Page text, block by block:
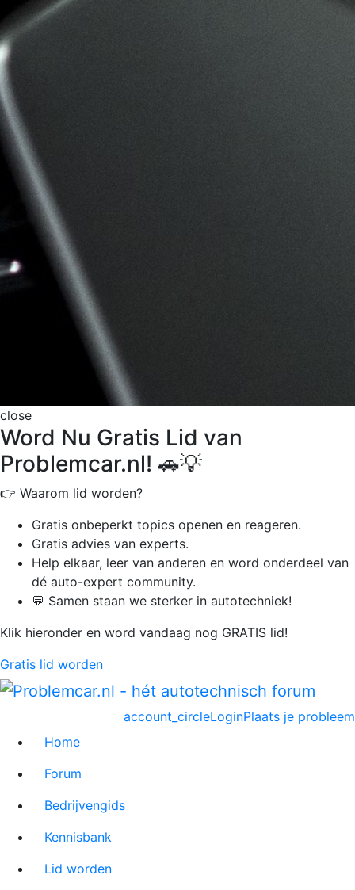
close
Word Nu Gratis Lid van
Problemcar.nl! 🚗💡
👉 Waarom lid worden?
Gratis onbeperkt topics openen en reageren.
Gratis advies van experts.
Help elkaar, leer van anderen en word onderdeel van
dé auto-expert community.
💬 Samen staan we sterker in autotechniek!
Klik hieronder en word vandaag nog GRATIS lid!
Gratis lid worden
Plaats je probleem
account_circleLogin
Home
Forum
Bedrijvengids
Kennisbank
Lid worden